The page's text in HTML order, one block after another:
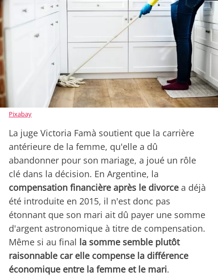
Pixabay
La juge Victoria Famà soutient que la carrière
antérieure de la femme, qu'elle a dû
abandonner pour son mariage, a joué un rôle
clé dans la décision. En Argentine, la
compensation financière après le divorce a déjà
été introduite en 2015, il n'est donc pas
étonnant que son mari ait dû payer une somme
d'argent astronomique à titre de compensation.
Même si au final la somme semble plutôt
raisonnable car elle compense la différence
économique entre la femme et le mari.